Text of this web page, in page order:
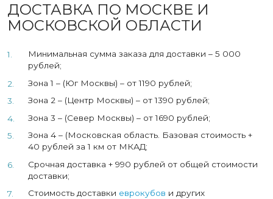
ДОСТАВКА ПО МОСКВЕ И
МОСКОВСКОЙ ОБЛАСТИ
Минимальная сумма заказа для доставки – 5 000
рублей;
Зона 1 – (Юг Москвы) – от 1190 рублей;
Зона 2 – (Центр Москвы) – от 1390 рублей;
Зона 3 – (Север Москвы) – от 1690 рублей;
Зона 4 – (Московская область. Базовая стоимость +
40 рублей за 1 км от МКАД;
Срочная доставка + 990 рублей от общей стоимости
доставки;
Стоимость доставки еврокубов и других